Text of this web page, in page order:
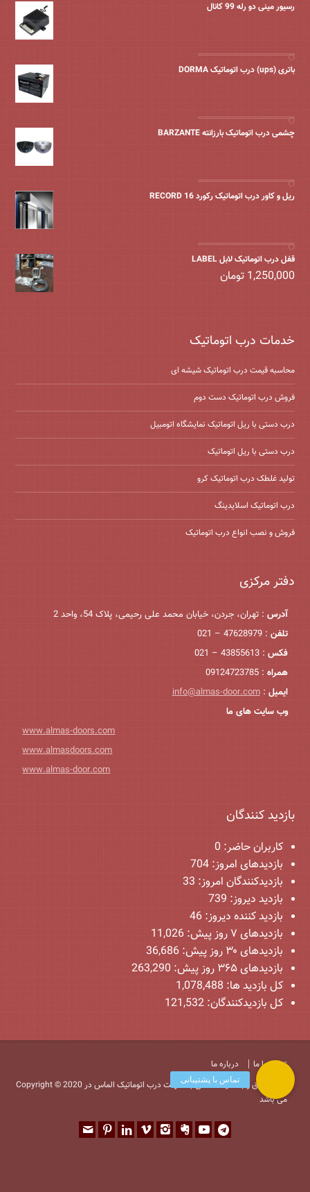
رسیور مینی دو رله 99 کانال
باتری (ups) درب اتوماتیک DORMA
چشمی درب اتوماتیک بارزانته BARZANTE
ریل و کاور درب اتوماتیک رکورد 16 RECORD
قفل درب اتوماتیک لابل LABEL
1,250,000 تومان
خدمات درب اتوماتیک
محاسبه قیمت درب اتوماتیک شیشه ‌ای
فروش درب اتوماتیک دست دوم
درب دستی با ریل اتوماتیک نمایشگاه اتومبیل
درب دستی با ریل اتوماتیک
تولید غلطک درب اتوماتیک کرو
درب اتوماتیک اسلایدینگ
فروش و نصب انواع درب اتوماتیک
دفتر مرکزی
آدرس : تهران، جردن، خیابان محمد علی رحیمی، پلاک 54، واحد 2
تلفن : 47628979 – 021
فکس : 43855613 – 021
همراه : 09124723785
ایمیل :
info@almas-door.com
وب سایت های ما
www.almas-doors.com
www.almasdoors.com
www.almas-door.com
بازدید کنندگان
کاربران حاضر: 0
بازدیدهای امروز:704
بازدیدکنندگان امروز: 33
بازدید دیروز: 739
بازدید کننده دیروز:46
بازدیدهای ۷ روز پیش:
11,026
بازدیدهای ۳۰ روز پیش:
36,686
بازدیدهای ۳۶۵ روز پیش:
263,290
کل بازدید ها: 1,078,488
کل بازدیدکنند‌گان:121,532
درباره ما
تماس با ما
Copyright © 2020 کلیه حقوق وب سایت متعلق به شرکت درب اتوماتیک الماس در
می باشد